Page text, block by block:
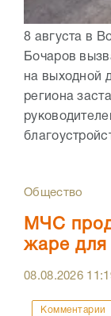
8 августа в
Бочаров
на выходной
региона
Общество
МЧС
жаре для
08.08.2026
Комментарии